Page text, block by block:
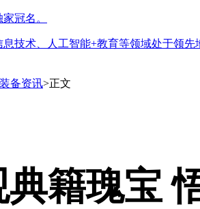
冠名。
技术、人工智能+教育等领域处于领
装备资讯>正文
典籍瑰宝